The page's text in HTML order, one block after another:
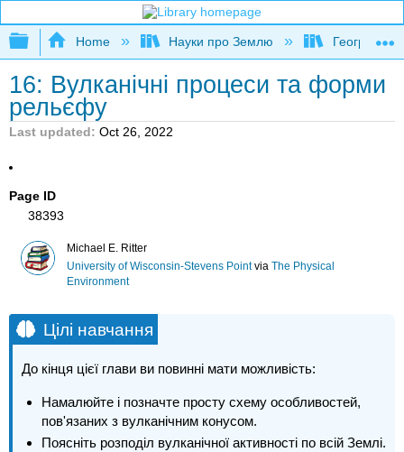
Expand/collapse global hierarchy
Home Науки про Землю Географія
16: Вулканічні процеси та форми
рельєфу
Last updated Oct 26, 2022
Page ID
38393
Michael E. Ritter
University of Wisconsin-Stevens Pointvia The Physical
Environment
Цілі навчання
До кінця цієї глави ви повинні мати можливість:
Намалюйте і позначте просту схему особливостей,
пов'язаних з вулканічним конусом.
Поясніть розподіл вулканічної активності по всій Землі.